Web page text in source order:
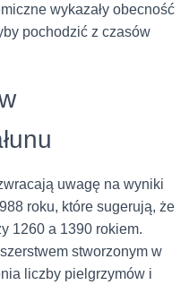
wykazały obecność
pochodzić z czasów
uwagę na wyniki
roku, które sugerują, że
1260 a 1390 rokiem.
stworzonym w
liczby pielgrzymów i